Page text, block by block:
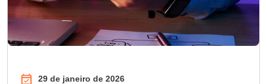
29 de janeiro de 2026